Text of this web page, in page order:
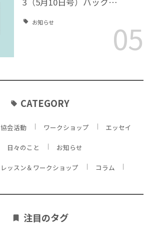
お知らせ 05
CATEGORY
協会活動 ワークショップ エッセイ
日々のこと お知らせ
レッスン＆ワークショップ コラム
注目のタグ